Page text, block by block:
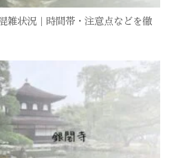
雑状況｜時間帯・注意点などを徹